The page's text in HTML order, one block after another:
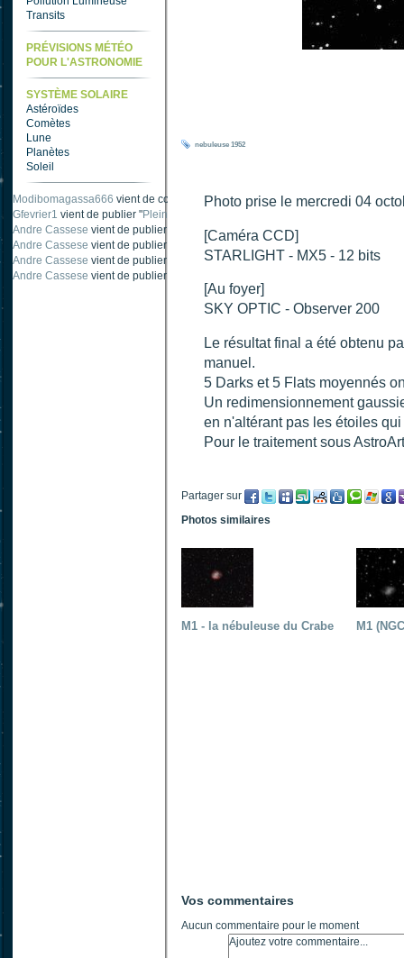
Transits
PRÉVISIONS MÉTÉO
POUR L'ASTRONOMIE
SYSTÈME SOLAIRE
Astéroïdes
Comètes
Lune
Planètes
Soleil
Modibomagassa666 vient de commenter "Ombre portée d'une traînée d'avion".
Gfevrier1 vient de publier "Pleine Lune - 9 Aout 205
Andre Cassese vient de publier "
Tache solaire 18 juin 2021 lunette 120 mm
Andre Cassese vient de publier "
Tache solaire 21 juin 2021 lunette halpha 120
Andre Cassese vient de publier "
taches solaires et zone active halpha 27 juin
Andre Cassese vient de publier "
nebuleuse 1952
Photo prise le mercredi 04
[Caméra CCD]
STARLIGHT - MX5 - 12 bits
[Au foyer]
SKY OPTIC - Observer 200
Le résultat final a été obtenu
manuel.
5 Darks et 5 Flats moyennés
Un redimensionnement
en n'altérant pas les étoiles
Pour le traitement sous
Partager sur
Photos similaires
M1 - la nébuleuse du Crabe M1
Vos commentaires
Aucun commentaire pour le moment